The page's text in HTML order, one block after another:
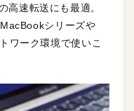
高速転送にも最適。
シリーズや
ワーク環境で使いこ